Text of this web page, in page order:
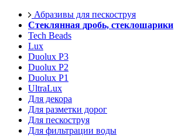
Абразивы для пескоструя
Стеклянная дробь, стеклошарики
Tech Beads
Lux
Duolux P3
Duolux P2
Duolux P1
UltraLux
Для декора
Для разметки дорог
Для пескоструя
Для фильтрации воды